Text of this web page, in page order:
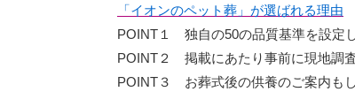
「イオンのペット葬」が選ばれる理由
POINT１ 独自の50の品質基準を設定し
POINT２ 掲載にあたり事前に現地調査
POINT３ お葬式後の供養のご案内もし